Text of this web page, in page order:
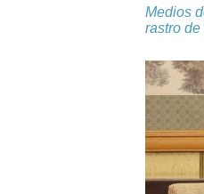
Medios
rastro